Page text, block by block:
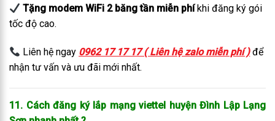
Tặng modem WiFi 2 băng tần miễn phíkhi đăng ký gói
tốc độ cao.
Liên hệ ngay 0962 17 17 17 ( Liên hệ zalo miễn phí )để
nhận tư vấn và ưu đãi mới nhất.
11. Cách đăng ký lắp mạng viettel huyện Đình Lập Lạng